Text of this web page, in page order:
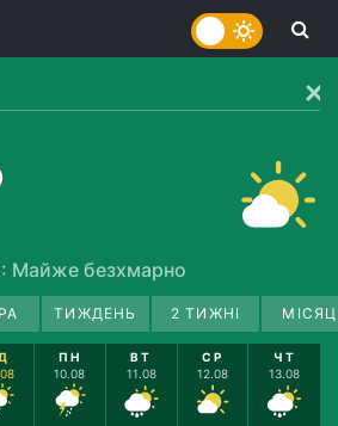
: Майже безхмарно
ТИЖДЕНЬ 2 ТИЖНІ
ПН
10.08
ВТ
11.08
СР
12.08
ЧТ
13.08